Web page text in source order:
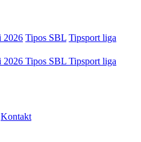
2026 Tipos SBL Tipsport liga
2026 Tipos SBL Tipsport liga
Kontakt